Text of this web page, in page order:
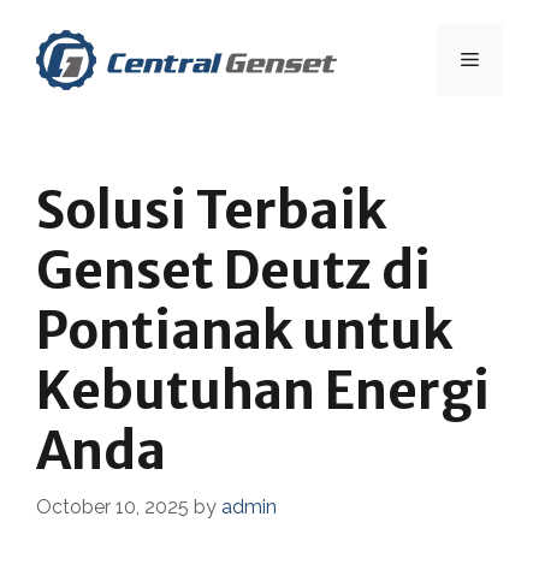
content
Menu
Solusi Terbaik
Genset Deutz di
Pontianak untuk
Kebutuhan Energi
Anda
October 10, 2025 by admin